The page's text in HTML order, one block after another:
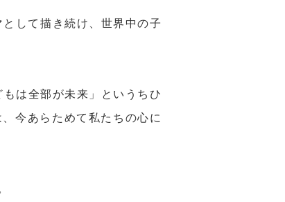
して描き続け、世界中の子
は全部が未来」というちひ
今あらためて私たちの心に